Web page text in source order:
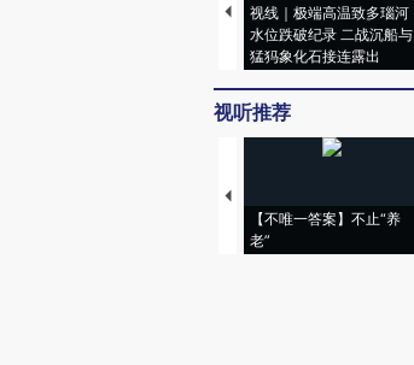
视线｜极端高温致多瑙河
水位跌破纪录 二战沉船与
猛犸象化石接连露出
视听推荐
【不唯一答案】不止“养
老”